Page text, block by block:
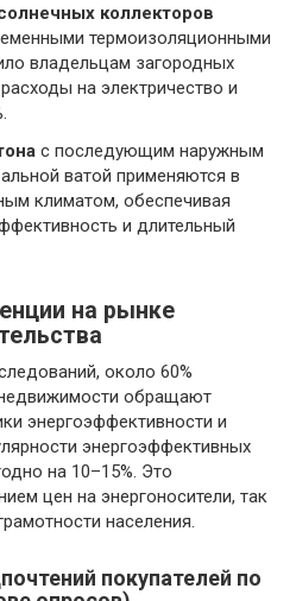
коллекторов
термоизоляционными
владельцам загородных
на электричество и
с последующим наружным
ватой применяются в
климатом, обеспечивая
и длительный
на рынке
около 60%
обращают
энергоэффективности и
энергоэффективных
на 10–15%. Это
цен на энергоносители, так
населения.
покупателей по